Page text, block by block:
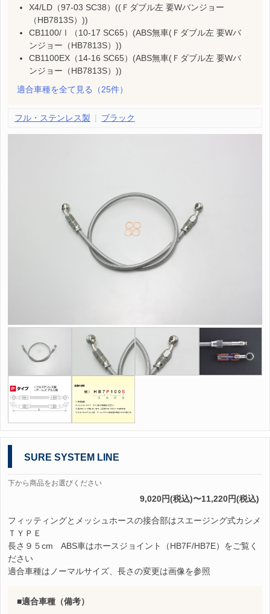
X4/LD（97-03 SC38）((Ｆダブル左 要Wバンジョー
（HB7813S）))
CB1100/Ⅰ（10-17 SC65）(ABS無車(Ｆダブル左 要Wバ
ンジョー（HB7813S）))
CB1100EX（14-16 SC65）(ABS無車(Ｆダブル左 要Wバ
ンジョー（HB7813S）))
適合車種を全て見る
（25件）
フル・ステンレス製 ブラック
SURE SYSTEM LINE
下から商品をお選びください
9,020円(税込)〜11,220円(税込)
フィッティングとメッシュホースの接合部はスエージング式カシメ
ＴＹＰＥ
長さ９５cm ABS車はホースジョイント（HB7F/HB7E）をご覧く
ださい
適合車種はノーマルサイズ、長さの変更は画像を参照
適合車種（備考）